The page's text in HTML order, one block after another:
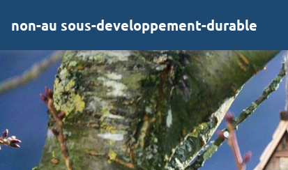
non-au sous-developpement-durable